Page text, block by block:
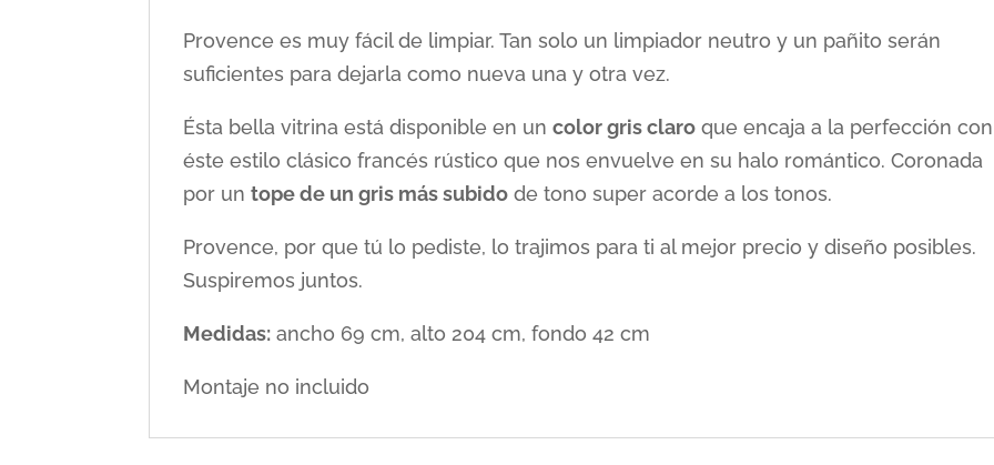
Provence es muy fácil de limpiar. Tan solo un limpiador neutro y un pañito serán
suficientes para dejarla como nueva una y otra vez.
Ésta bella vitrina está disponible en uncolor gris claro que encaja a la perfección con
éste estilo clásico francés rústico que nos envuelve en su halo romántico. Coronada
por untope de un gris más subido de tono super acorde a los tonos.
Provence, por que tú lo pediste, lo trajimos para ti al mejor precio y diseño posibles.
Suspiremos juntos.
Medidas: ancho 69 cm, alto 204 cm, fondo 42 cm
Montaje no incluido